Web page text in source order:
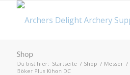
Shop
Du bist hier: Startseite / Shop / Messer /
Böker Plus Kihon DC